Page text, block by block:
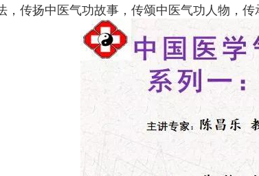
，传扬中医气功故事，传颂中医气功人物，传